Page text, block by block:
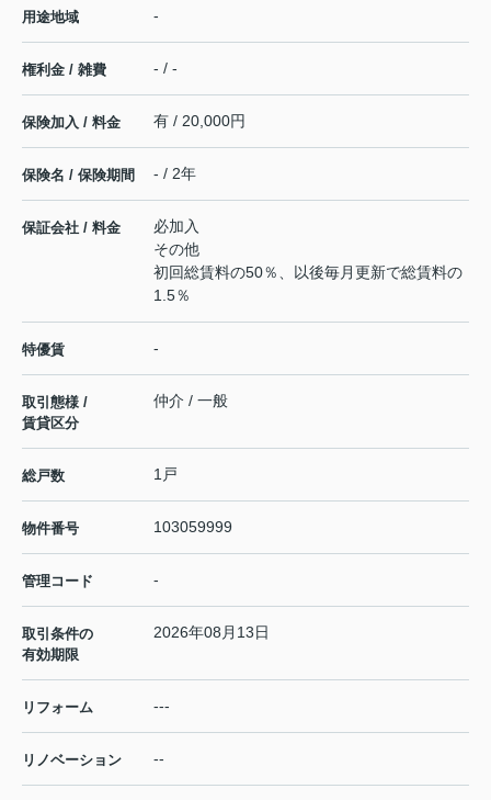
用途地域 -
権利金 / 雑費 - / -
保険加入 / 料金 有 / 20,000円
保険名 / 保険期間 - / 2年
保証会社 / 料金
必加入
その他
初回総賃料の50％、以後毎月更新で総賃料の
1.5％
特優賃 -
取引態様 /
賃貸区分
仲介 / 一般
総戸数 1戸
物件番号 103059999
管理コード -
取引条件の
有効期限
2026年08月13日
リフォーム ---
リノベーション --